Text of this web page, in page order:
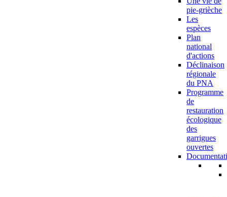
pie-grièche
Les
espèces
Plan
national
d'actions
Déclinaison
régionale
du PNA
Programme
de
restauration
écologique
des
garrigues
ouvertes